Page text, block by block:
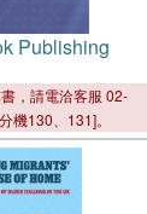
Publishing
，請電洽客服 02-
機130、131]。